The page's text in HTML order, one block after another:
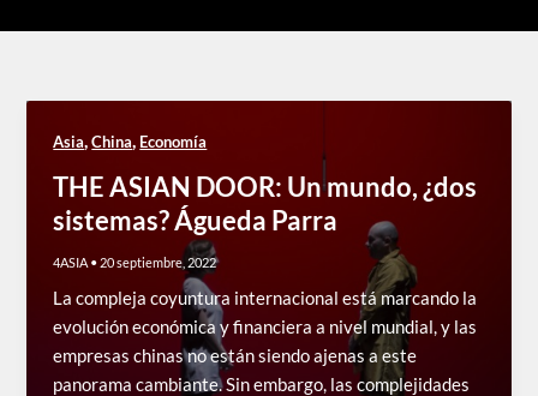
Asia,China, Economía
THE ASIAN DOOR: Un mundo, ¿dos
sistemas? Águeda Parra
4ASIA • 20 septiembre, 2022
La compleja coyuntura internacional está marcando la
evolución económica y financiera a nivel mundial, y las
empresas chinas no están siendo ajenas a este
panorama cambiante. Sin embargo, las complejidades